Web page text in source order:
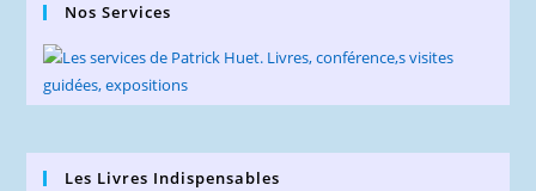
Nos Services
Les Livres Indispensables